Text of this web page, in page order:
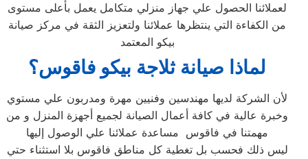
لعملائنا الحصول علي جهاز منزلي متكامل يعمل بأعلى مستوى
من الكفاءة التي ينتظرها عملائنا ولتعزيز الثقة في مركز صيانة
بيكو المعتمد
لماذا صيانة ثلاجة بيكو فاقوس؟
لأن الشركة لديها مهندسين وفنيين مهرة ومدربون علي مستوي
وخبرة عالية في كافة أعمال الصيانة لجميع أجهزة المنزل و من
مهمتنا في فاقوس مساعدة عملائنا علي الوصول إليها
ليس ذلك فحسب بل تغطية كل مناطق فاقوس بلا استثناء حتي